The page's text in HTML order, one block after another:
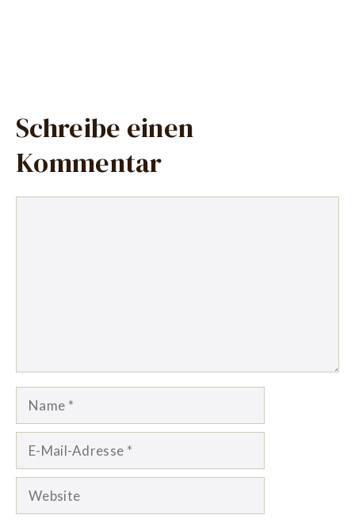
Schreibe einen
Kommentar
Name
Website